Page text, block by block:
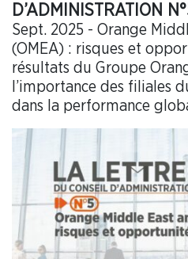
D’ADMINISTRATION
Sept. 2025 - Orange
(OMEA) : risques et
résultats du Groupe
l’importance des filiales
dans la performance